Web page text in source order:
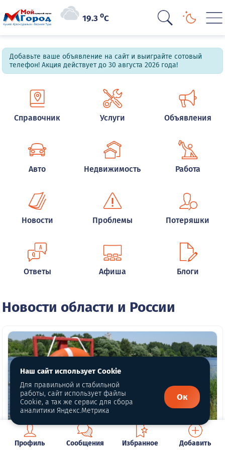
19.3oC
Добавьте ваше объявление на сайт и выиграйте сотовый
телефон! Акция действует до 30 августа 2026 года!
Справочник Услуги Объявления
Авто Недвижимость Работа
Новости Проблемы Потеряшки
Ответы Афиша Блоги
Новости области и России
Профиль Сообщения Избранное Добавить
Наш сайт использует Cookie
Для правильной и стабильной
работы, сайт использует файлы
Cookie, а так же сервис для сбора
аналитики Яндекс.Метрика
Ок